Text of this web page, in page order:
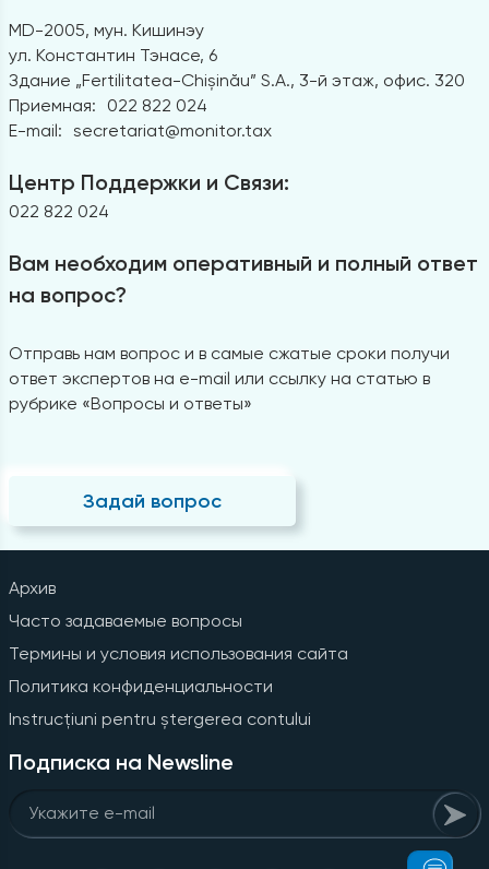
MD-2005, мун. Кишинэу
ул. Константин Тэнасе, 6
Здание „Fertilitatea-Chișinău” S.A., 3-й этаж, офис. 320
Приемная:
022 822 024
E-mail: secretariat@monitor.tax
Центр Поддержки и Связи:
022 822 024
Вам необходим оперативный и полный ответ
на вопрос?
Отправь нам вопрос и в самые сжатые сроки получи
ответ экспертов на e-mail или ссылку на статью в
рубрике «Вопросы и ответы»
Задай вопрос
Архив
Часто задаваемые вопросы
Термины и условия использования сайта
Политика конфиденциальности
Instrucțiuni pentru ștergerea contului
Подписка на Newsline